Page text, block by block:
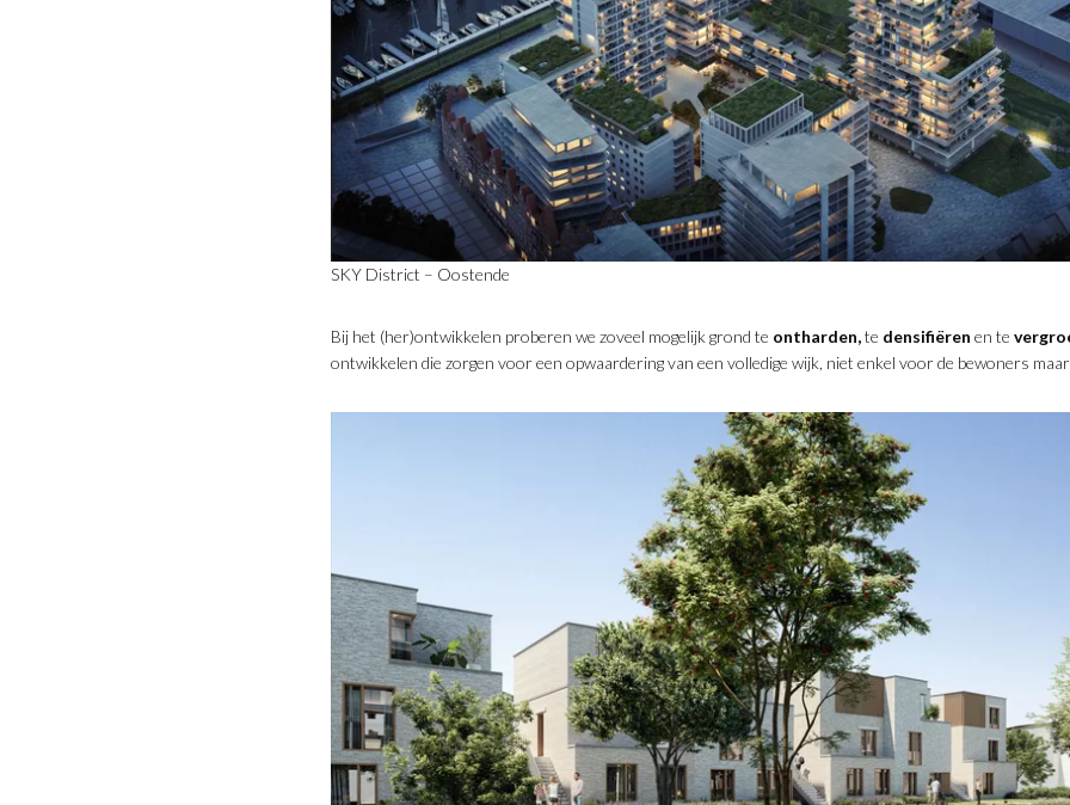
SKY District – Oostende
Bij het (her)ontwikkelen proberen we zoveel mogelijk grond te ontharden,te densifiëren en te
ontwikkelen die zorgen voor een opwaardering van een volledige wijk, niet enkel voor de bewoners